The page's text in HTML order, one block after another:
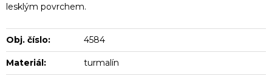
lesklým povrchem.
Obj. číslo: 4584
Materiál: turmalín